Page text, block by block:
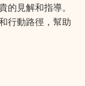
見解和指導。
行動路徑，幫助